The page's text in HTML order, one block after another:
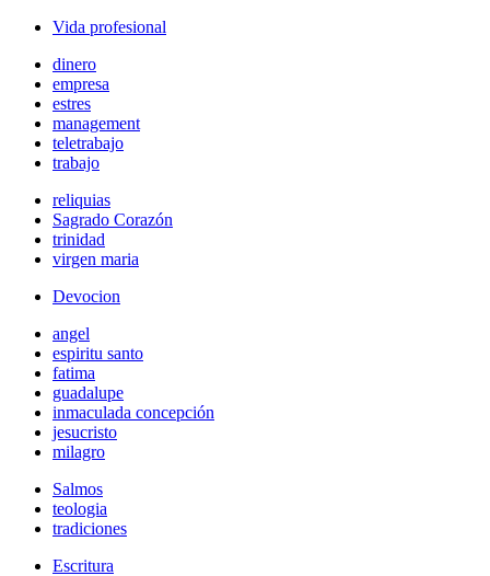
Vida profesional
dinero
empresa
estres
management
teletrabajo
trabajo
reliquias
Sagrado Corazón
trinidad
virgen maria
Devocion
angel
espiritu santo
fatima
guadalupe
inmaculada concepción
jesucristo
milagro
Salmos
teologia
tradiciones
Escritura